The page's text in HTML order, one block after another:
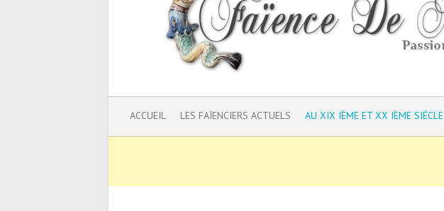
ACCUEIL LES FAÏENCIERS ACTUELS AU XIX IÈME ET XX IÈME SIÉCLE